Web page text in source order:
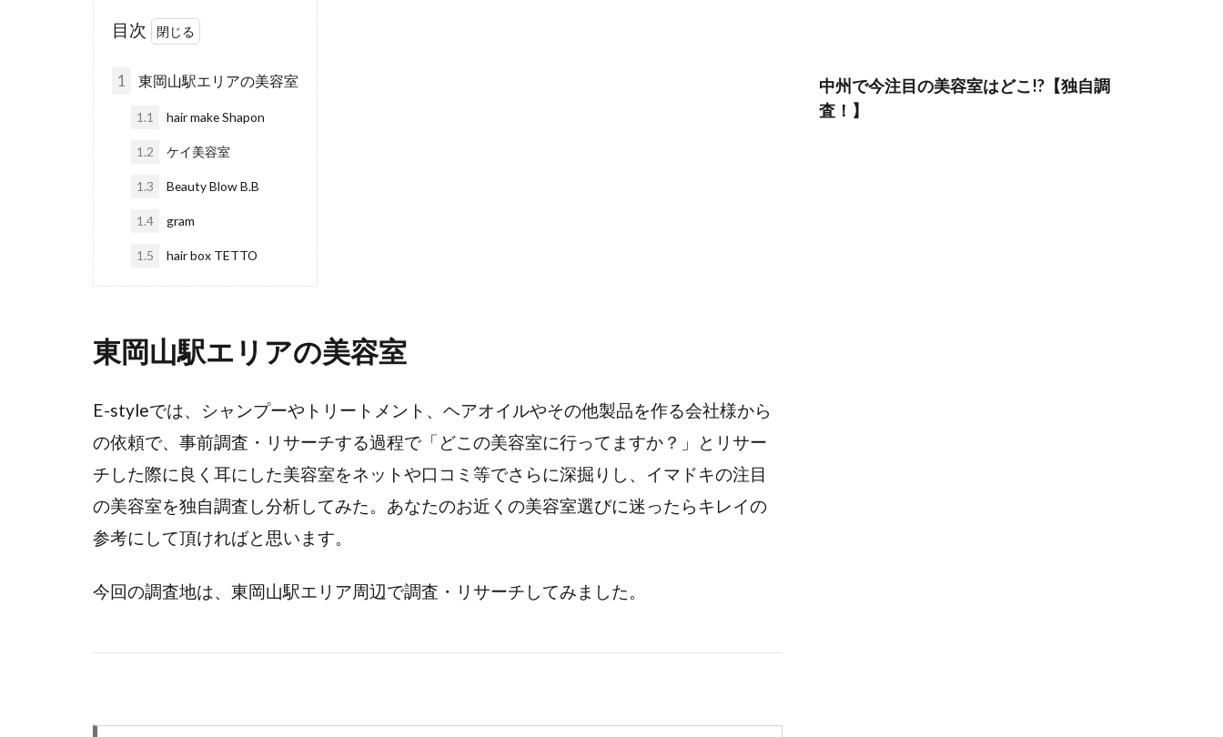
目次
1 東岡山駅エリアの美容室
1.1 hair make Shapon
1.2 ケイ美容室
1.3 Beauty Blow B.B
1.4 gram
1.5 hair box TETTO
東岡山駅エリアの美容室
E-styleでは、シャンプーやトリートメント、ヘアオイルやその他製品を作る会社様から
の依頼で、事前調査・リサーチする過程で「どこの美容室に行ってますか？」とリサー
チした際に良く耳にした美容室をネットや口コミ等でさらに深掘りし、イマドキの注目
の美容室を独自調査し分析してみた。あなたのお近くの美容室選びに迷ったらキレイの
参考にして頂ければと思います。
今回の調査地は、東岡山駅エリア周辺で調査・リサーチしてみました。
中州で今注目の美容室はどこ!?【独自調
査！】